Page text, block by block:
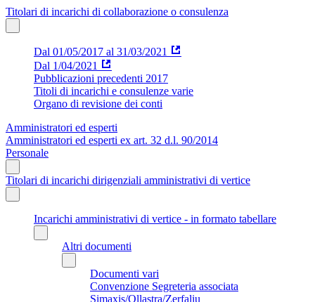
Titolari di incarichi di collaborazione o consulenza
Dal 01/05/2017 al 31/03/2021
Dal 1/04/2021
Pubblicazioni precedenti 2017
Titoli di incarichi e consulenze varie
Organo di revisione dei conti
Amministratori ed esperti
Amministratori ed esperti ex art. 32 d.l. 90/2014
Personale
Titolari di incarichi dirigenziali amministrativi di vertice
Incarichi amministrativi di vertice - in formato tabellare
Altri documenti
Documenti vari
Convenzione Segreteria associata
Simaxis/Ollastra/Zerfaliu